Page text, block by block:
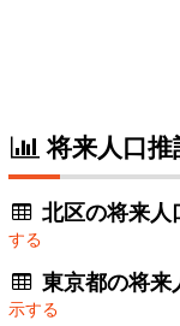
将来人口推
北区の将来
する
東京都の将
示する